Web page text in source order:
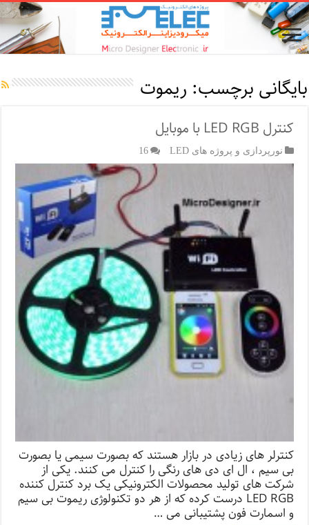
بایگانی برچسب: ریموت
کنترل LED RGB با موبایل
نورپردازی و پروژه های LED 16
کنترلر های زیادی در بازار هستند که بصورت سیمی یا بصورت
بی سیم ، ال ای دی های رنگی را کنترل می کنند. یکی از
شرکت های تولید محصولات الکترونیکی یک برد کنترل کننده
LED RGB درست کرده که از هر دو تکنولوژی ریموت بی سیم
و اسمارت فون پشتیبانی می …